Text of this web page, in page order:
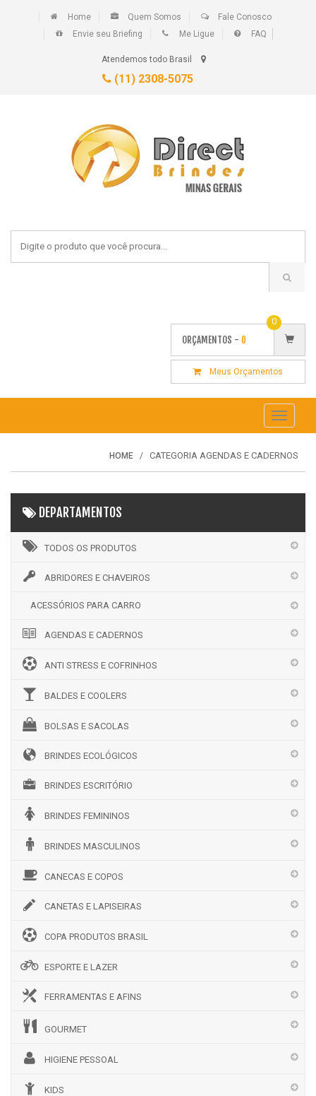
Home Quem Somos
Fale Conosco
Envie seu Briefing
Me Ligue FAQ
Atendemos todo Brasil
(11) 2308-5075
ORÇAMENTOS - 0
0
Meus Orçamentos
Toggle
HOME CATEGORIA AGENDAS E CADERNOS
DEPARTAMENTOS
TODOS OS PRODUTOS
ABRIDORES E CHAVEIROS
ACESSÓRIOS PARA CARRO
AGENDAS E CADERNOS
ANTI STRESS E COFRINHOS
BALDES E COOLERS
BOLSAS E SACOLAS
BRINDES ECOLÓGICOS
BRINDES ESCRITÓRIO
BRINDES FEMININOS
BRINDES MASCULINOS
CANECAS E COPOS
CANETAS E LAPISEIRAS
COPA PRODUTOS BRASIL
ESPORTE E LAZER
FERRAMENTAS E AFINS
GOURMET
HIGIENE PESSOAL
KIDS